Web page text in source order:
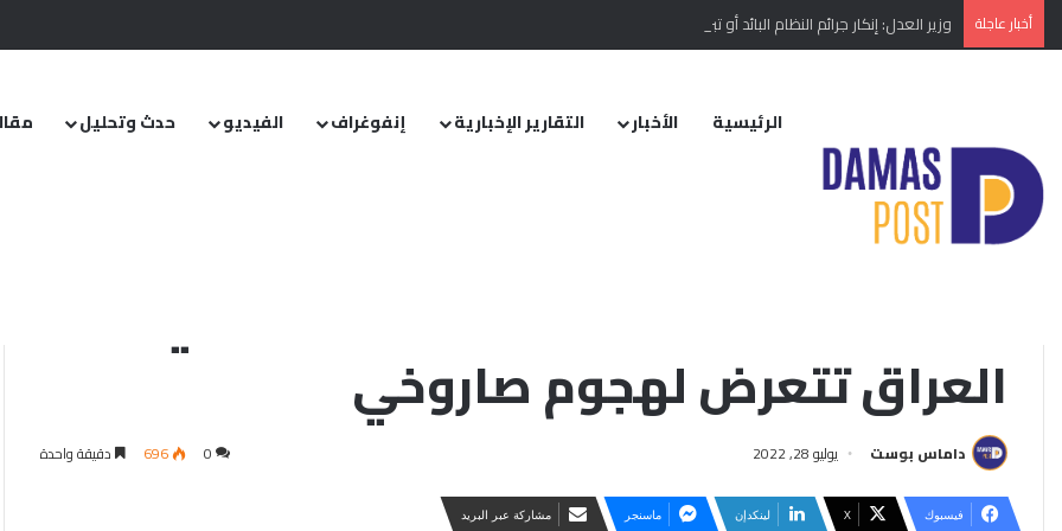
أخبار عاجلة وزير العدل: إنكار جرائم النظام البائد أو تبريرها مخالفة دستورية.. ومشروع قانون خاص إلى مجلس الشعب
الرئيسية الأخبار التقارير الإخبارية إنفوغراف الفيديو حدث وتحليل
الرئيسية/الأخبار /إقليمي ودولي
العراق تتعرض لهجوم صاروخي
داماس بوست يوليو 28, 2022 0
696 دقيقة واحدة
فيسبوك ‫X لينكدإن ماسنجر مشاركة عبر البريد